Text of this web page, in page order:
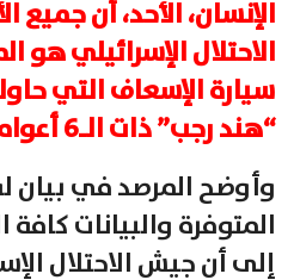
الإنسان، الأحد، أن جميع
الاحتلال الإسرائيلي
سيارة الإسعاف التي
“هند رجب” ذات الـ6 أعوام.
وأوضح المرصد في بيان
المتوفرة والبيانات
إلى أن جيش الاحتلال